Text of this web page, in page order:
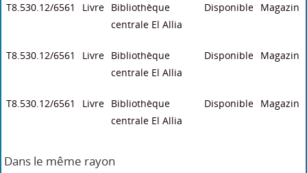
T8.530.12/6561 Livre Bibliothèque
centrale El Allia
Disponible Magazin
T8.530.12/6561 Livre Bibliothèque
centrale El Allia
Disponible Magazin
T8.530.12/6561 Livre Bibliothèque
centrale El Allia
Disponible Magazin
Dans le même rayon